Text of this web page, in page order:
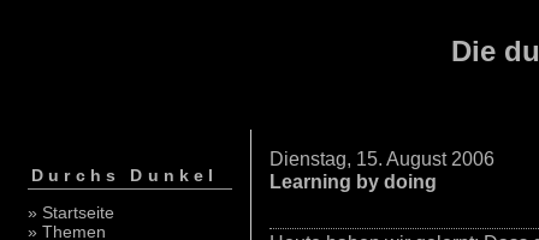
Die
Durchs Dunkel
» Startseite
» Themen
Dienstag, 15. August 2006
Learning by doing